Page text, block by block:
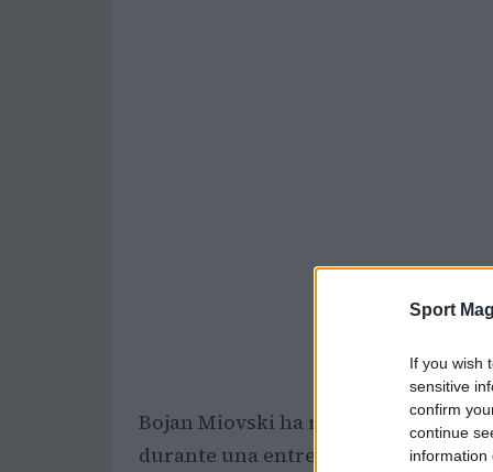
Sport
If you wish
sensitive
confirm
continue
information
Bojan Miovski ha realizado un
durante una entrevista extensa con